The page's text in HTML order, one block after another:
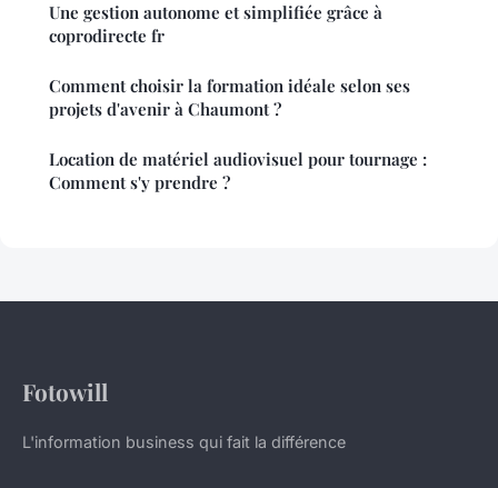
Une gestion autonome et simplifiée grâce à
coprodirecte fr
Comment choisir la formation idéale selon ses
projets d'avenir à Chaumont ?
Location de matériel audiovisuel pour tournage :
Comment s'y prendre ?
Fotowill
L'information business qui fait la différence